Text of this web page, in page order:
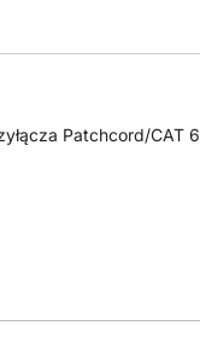
Patchcord/CAT 6